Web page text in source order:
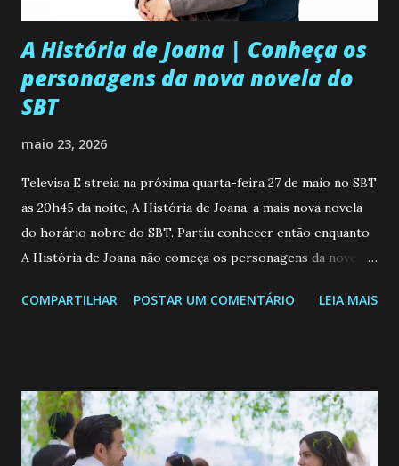
A História de Joana | Conheça os
personagens da nova novela do
SBT
maio 23, 2026
Televisa E streia na próxima quarta-feira 27 de maio no SBT
as 20h45 da noite, A História de Joana, a mais nova novela
do horário nobre do SBT. Partiu conhecer então enquanto
A História de Joana não começa os personagens da novela?
de 25/05/26 a 31/05/26 JOANA GUADALUPE (Camila
permanecer virgem até encontrar o homem que realmente
ama, o que não é fácil, já que dedica todas as suas energias a
se aprimorar, trabalhando, estudando e se orgulhando de
COMPARTILHAR POSTAR UM COMENTÁRIO LEIA MAIS